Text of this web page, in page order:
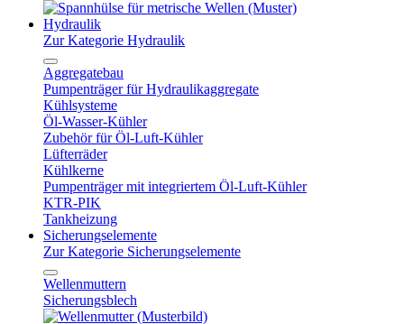
Hydraulik
Zur Kategorie Hydraulik
Aggregatebau
Pumpenträger für Hydraulikaggregate
Kühlsysteme
Öl-Wasser-Kühler
Zubehör für Öl-Luft-Kühler
Lüfterräder
Kühlkerne
Pumpenträger mit integriertem Öl-Luft-Kühler
KTR-PIK
Tankheizung
Sicherungselemente
Zur Kategorie Sicherungselemente
Wellenmuttern
Sicherungsblech